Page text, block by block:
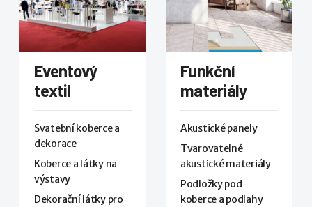
Eventový
textil
Svatební koberce a
dekorace
Koberce a látky na
výstavy
Dekorační látky pro
Funkční
materiály
Akustické panely
Tvarovatelné
akustické materiály
Podložky pod
koberce a podlahy